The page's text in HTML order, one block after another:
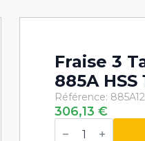
Fraise 3
885A HSS
Référence:
306,13€
quantité
de